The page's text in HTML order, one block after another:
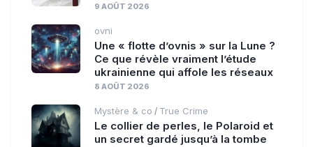
9 AOÛT 2026
ovni
Une « flotte d’ovnis » sur la Lune ?
Ce que révèle vraiment l’étude
ukrainienne qui affole les réseaux
8 AOÛT 2026
Mystère & co / True Crime
Le collier de perles, le Polaroid et
un secret gardé jusqu’à la tombe